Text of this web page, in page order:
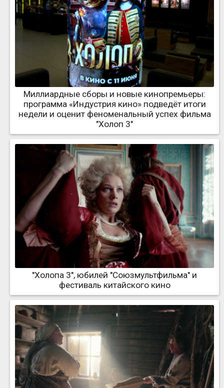
Миллиардные сборы и новые кинопремьеры:
программа «Индустрия кино» подведёт итоги
недели и оценит феноменальный успех фильма
"Холоп 3"
"Холопа 3", юбилей "Союзмультфильма" и
фестиваль китайского кино